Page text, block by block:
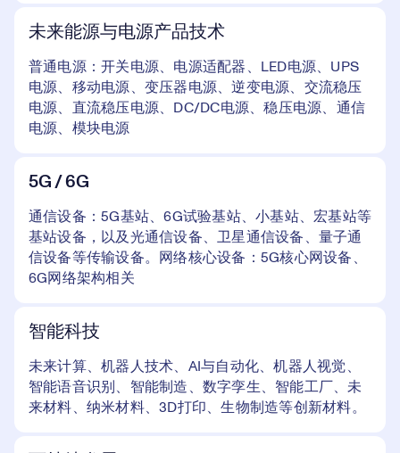
未来能源与电源产品技术
普通电源：开关电源、电源适配器、LED电源、UPS
电源、移动电源、变压器电源、逆变电源、交流稳压
电源、直流稳压电源、DC/DC电源、稳压电源、通信
电源、模块电源
5G / 6G
通信设备：5G基站、6G试验基站、小基站、宏基站等
基站设备，以及光通信设备、卫星通信设备、量子通
信设备等传输设备。网络核心设备：5G核心网设备、
6G网络架构相关
智能科技
未来计算、机器人技术、AI与自动化、机器人视觉、
智能语音识别、智能制造、数字孪生、智能工厂、未
来材料、纳米材料、3D打印、生物制造等创新材料。